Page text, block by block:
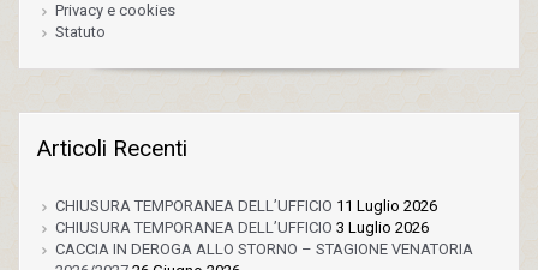
Privacy e cookies
Statuto
Articoli Recenti
CHIUSURA TEMPORANEA DELL’UFFICIO 11 Luglio 2026
CHIUSURA TEMPORANEA DELL’UFFICIO 3 Luglio 2026
CACCIA IN DEROGA ALLO STORNO – STAGIONE VENATORIA